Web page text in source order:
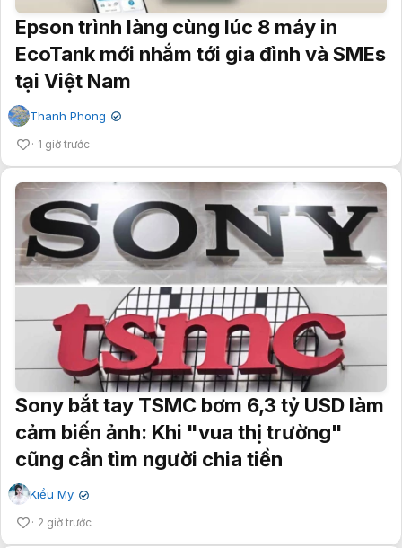
Epson trình làng cùng lúc 8 máy in
EcoTank mới nhắm tới gia đình và SMEs
tại Việt Nam
Thanh Phong ✔
1 giờ trước
Sony bắt tay TSMC bơm 6,3 tỷ USD làm
cảm biến ảnh: Khi "vua thị trường"
cũng cần tìm người chia tiền
Kiều My ✔
2 giờ trước